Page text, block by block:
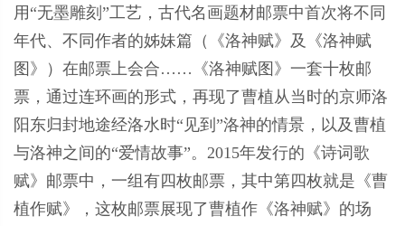
用“无墨雕刻”工艺，古代名画题材邮票中首次将不同
年代、不同作者的姊妹篇（《洛神赋》及《洛神赋
图》）在邮票上会合……《洛神赋图》一套十枚邮
票，通过连环画的形式，再现了曹植从当时的京师洛
阳东归封地途经洛水时“见到”洛神的情景，以及曹植
与洛神之间的“爱情故事”。2015年发行的《诗词歌
赋》邮票中，一组有四枚邮票，其中第四枚就是《曹
植作赋》，这枚邮票展现了曹植作《洛神赋》的场